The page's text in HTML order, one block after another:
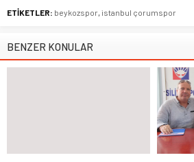
ETİKETLER: beykozspor, istanbul çorumspor
BENZER KONULAR